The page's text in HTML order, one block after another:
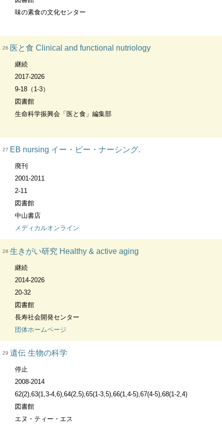
味の素食の文化センター
26 医と食 Clinical and functional nutriology
継続
2017-2026
9-18（1-3）
図書館
生命科学振興会「医と食」編集部
27 EB nursing イー・ビー・ナーシング.
廃刊
2001-2011
2-11
図書館
中山書店
メディカルオンライン
28 生きがい研究 Healthy & active aging
継続
2014-2026
20-32
図書館
長寿社会開発センター
団体ホームページ
29 遺伝 生物の科学
停止
2008-2014
62(2),63(1,3-4,6),64(2,5),65(1-3,5),66(1,4-5),67(4-5),68(1-2,4)
図書館
エヌ・ティー・エス